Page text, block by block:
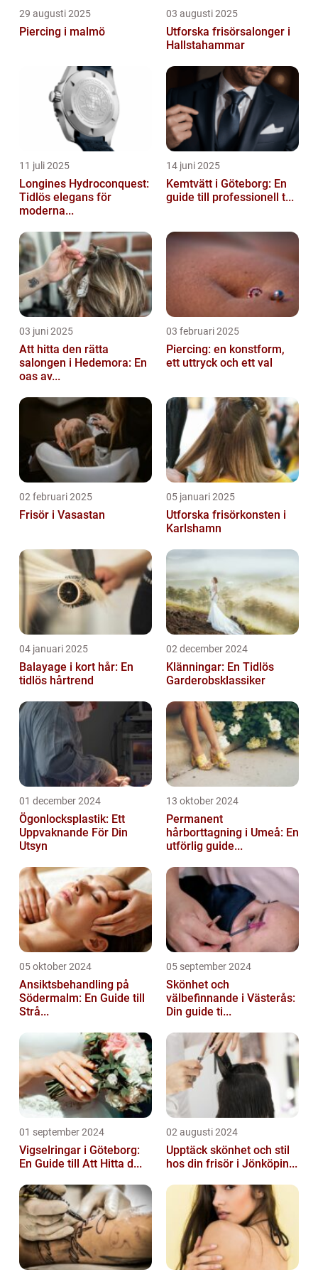
29 augusti 2025
Piercing i malmö
03 augusti 2025
Utforska frisörsalonger i
Hallstahammar
11 juli 2025
Longines Hydroconquest:
Tidlös elegans för
moderna...
14 juni 2025
Kemtvätt i Göteborg: En
guide till professionell t...
03 juni 2025
Att hitta den rätta
salongen i Hedemora: En
oas av...
03 februari 2025
Piercing: en konstform,
ett uttryck och ett val
02 februari 2025
Frisör i Vasastan
05 januari 2025
Utforska frisörkonsten i
Karlshamn
04 januari 2025
Balayage i kort hår: En
tidlös hårtrend
02 december 2024
Klänningar: En Tidlös
Garderobsklassiker
01 december 2024
Ögonlocksplastik: Ett
Uppvaknande För Din
Utsyn
13 oktober 2024
Permanent
hårborttagning i Umeå: En
utförlig guide...
05 oktober 2024
Ansiktsbehandling på
Södermalm: En Guide till
Strå...
05 september 2024
Skönhet och
välbefinnande i Västerås:
Din guide ti...
01 september 2024
Vigselringar i Göteborg:
En Guide till Att Hitta d...
02 augusti 2024
Upptäck skönhet och stil
hos din frisör i Jönköpin...